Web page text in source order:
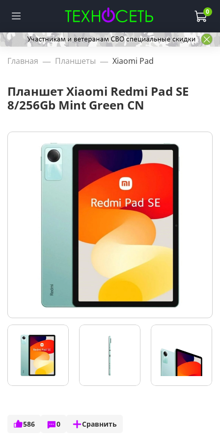
0
Главная Планшеты Xiaomi Pad
Планшет Xiaomi Redmi Pad SE
8/256Gb Mint Green CN
586 0 Сравнить